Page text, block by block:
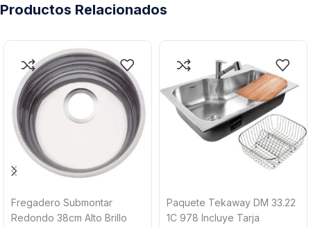
Productos Relacionados
Fregadero Submontar
Redondo 38cm Alto Brillo
Paquete Tekaway DM 33.22
1C 978 Incluye Tarja